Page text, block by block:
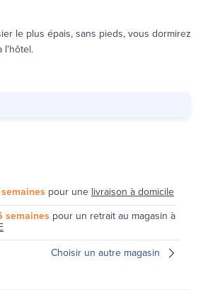
le plus épais, sans pieds, vous dormirez
l'hôtel.
pour une livraison à domicile
semaines pour un retrait au magasin à
Choisir un autre magasin